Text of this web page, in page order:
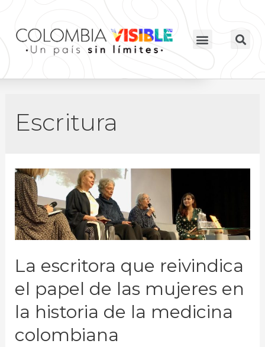
Escritura
La escritora que reivindica
el papel de las mujeres en
la historia de la medicina
colombiana